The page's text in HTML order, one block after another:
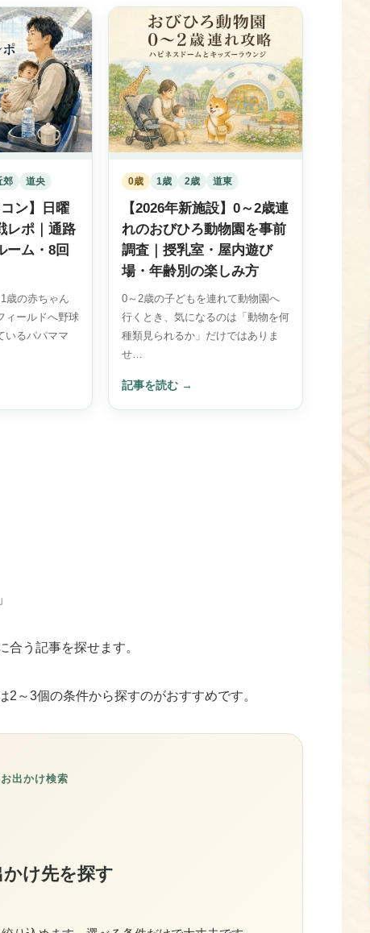
郊 道央
コン】日曜
レポ｜通路
ーム・8回
歳の赤ちゃん
ィールドへ野球
いるパパママ
0歳 1歳 2歳 道東
【2026年新施設】0～2歳連
れのおびひろ動物園を事前
調査｜授乳室・屋内遊び
場・年齢別の楽しみ方
0～2歳の子どもを連れて動物園へ
行くとき、気になるのは「動物を何
種類見られるか」だけではありま
せ…
記事を読む →
う記事を探せます。
～3個の条件から探すのがおすすめです。
出かけ検索
け先を探す